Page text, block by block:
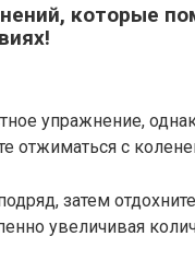
которые
упражнение,
отжиматься с
затем
увеличивая